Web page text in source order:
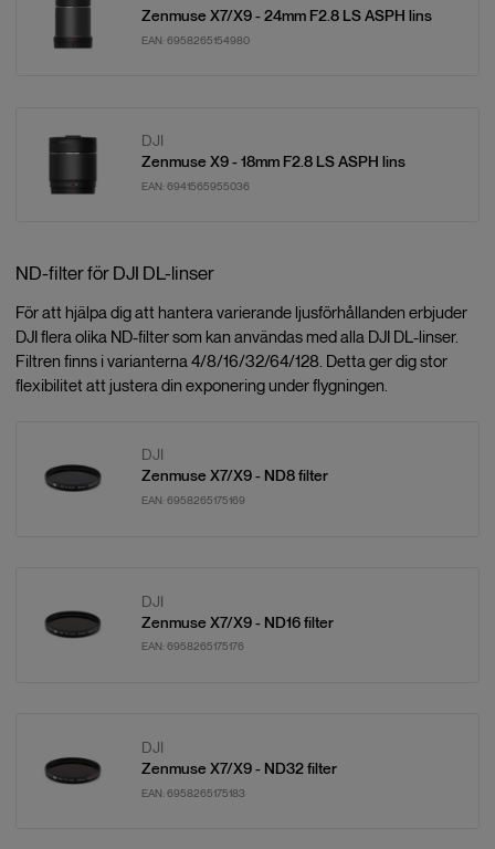
Zenmuse X7/X9 - 24mm F2.8 LS ASPH lins
EAN: 6958265154980
DJI
Zenmuse X9 - 18mm F2.8 LS ASPH lins
EAN: 6941565955036
ND-filter för DJI DL-linser
För att hjälpa dig att hantera varierande ljusförhållanden erbjuder
DJI flera olika ND-filter som kan användas med alla DJI DL-linser.
Filtren finns i varianterna 4/8/16/32/64/128. Detta ger dig stor
flexibilitet att justera din exponering under flygningen.
DJI
Zenmuse X7/X9 - ND8 filter
EAN: 6958265175169
DJI
Zenmuse X7/X9 - ND16 filter
EAN: 6958265175176
DJI
Zenmuse X7/X9 - ND32 filter
EAN: 6958265175183